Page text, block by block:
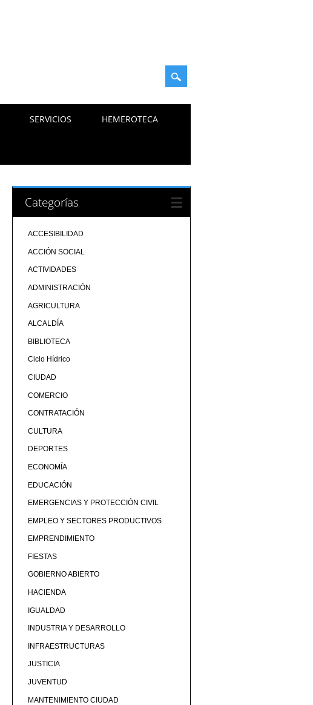
SERVICIOS HEMEROTECA
Categorías
ACCESIBILIDAD
ACCIÓN SOCIAL
ACTIVIDADES
ADMINISTRACIÓN
AGRICULTURA
ALCALDÍA
BIBLIOTECA
Ciclo Hídrico
CIUDAD
COMERCIO
CONTRATACIÓN
CULTURA
DEPORTES
ECONOMÍA
EDUCACIÓN
EMERGENCIAS Y PROTECCIÓN CIVIL
EMPLEO Y SECTORES PRODUCTIVOS
EMPRENDIMIENTO
FIESTAS
GOBIERNO ABIERTO
HACIENDA
IGUALDAD
INDUSTRIA Y DESARROLLO
INFRAESTRUCTURAS
JUSTICIA
JUVENTUD
MANTENIMIENTO CIUDAD